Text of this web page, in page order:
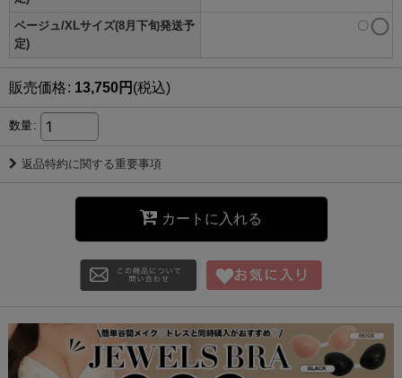
ベージュ/XLサイズ(8月下旬発送予
定)
〇
販売価格: 13,750円 (税込)
数量:
返品特約に関する重要事項
カートに入れる